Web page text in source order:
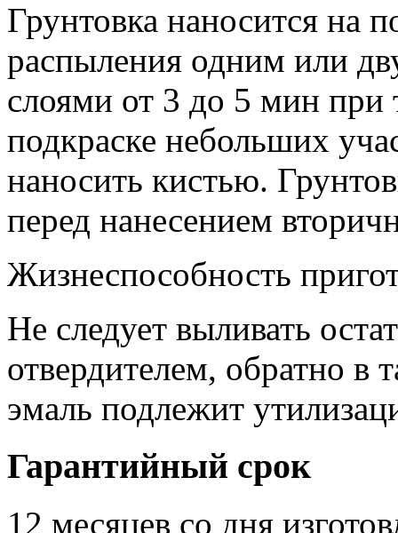
Грунтовка наносится на
распыления одним или
слоями от 3 до 5 мин
подкраске небольших
наносить кистью.
перед нанесением
Жизнеспособность
Не следует выливать
отвердителем, обратно в
эмаль подлежит
Гарантийный срок
12 месяцев со дня